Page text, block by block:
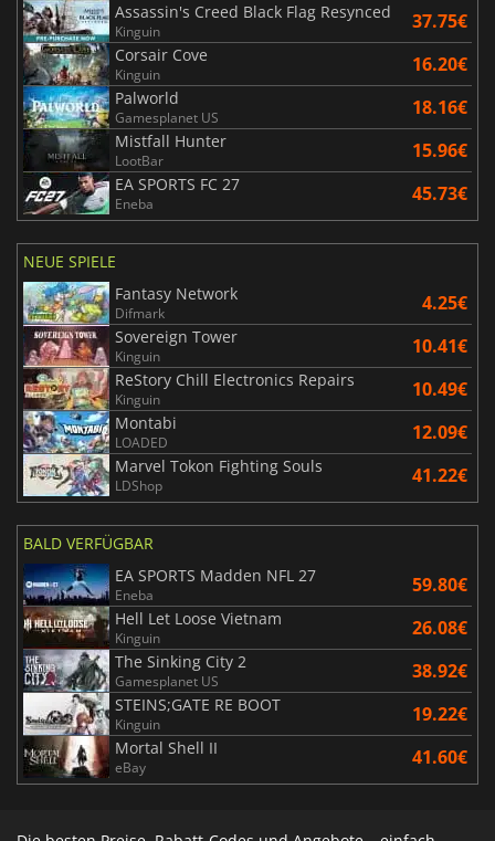
Assassin's Creed Black Flag Resynced
Kinguin 37.75€
Corsair Cove
Kinguin 16.20€
Palworld
Gamesplanet US 18.16€
Mistfall Hunter
LootBar 15.96€
EA SPORTS FC 27
Eneba 45.73€
NEUE SPIELE
Fantasy Network
Difmark 4.25€
Sovereign Tower
Kinguin 10.41€
ReStory Chill Electronics Repairs
Kinguin 10.49€
Montabi
LOADED 12.09€
Marvel Tokon Fighting Souls
LDShop 41.22€
BALD VERFÜGBAR
EA SPORTS Madden NFL 27
Eneba 59.80€
Hell Let Loose Vietnam
Kinguin 26.08€
The Sinking City 2
Gamesplanet US 38.92€
STEINS;GATE RE BOOT
Kinguin 19.22€
Mortal Shell II
eBay 41.60€